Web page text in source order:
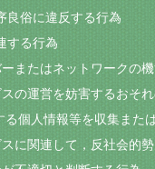
良俗に違反する行為
する行為
ーまたはネットワークの
スの運営を妨害するおそ
る個人情報等を収集また
スに関連して，反社会的